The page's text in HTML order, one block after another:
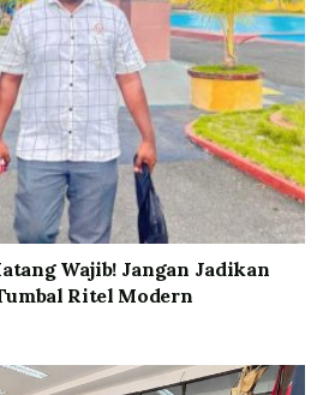
Wajib! Jangan Jadikan
Ritel Modern